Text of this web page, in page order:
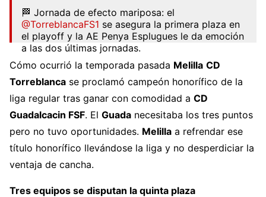
🏁 Jornada de efecto mariposa: el
@TorreblancaFS1 se asegura la primera plaza en
el playoff y la AE Penya Esplugues le da emoción
a las dos últimas jornadas.
🔗 La crónica:
https://t.co/RdHy9MV9xj#FutsalRFEF.
pic.twitter.com/VOzG85OdUY
— Futsal RFEF (@FutSalRFEF)May 17, 2026
Cómo ocurrió la temporada pasada Melilla CD
Torreblanca se proclamó campeón honorífico de la
liga regular tras ganar con comodidad a CD
Guadalcacin FSF. El Guada necesitaba los tres puntos
pero no tuvo oportunidades. Melilla a refrendar ese
título honorífico llevándose la liga y no desperdiciar la
ventaja de cancha.
Tres equipos se disputan la quinta plaza